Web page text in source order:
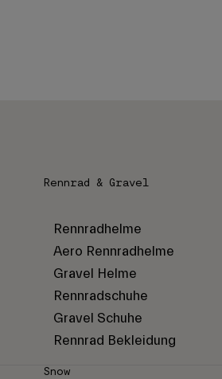
Rennrad & Gravel
Rennradhelme
Aero Rennradhelme
Gravel Helme
Rennradschuhe
Gravel Schuhe
Rennrad Bekleidung
Snow